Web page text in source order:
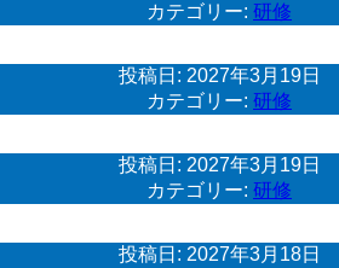
カテゴリー: 研修
投稿日: 2027年3月19日
カテゴリー: 研修
投稿日: 2027年3月19日
カテゴリー: 研修
投稿日: 2027年3月18日